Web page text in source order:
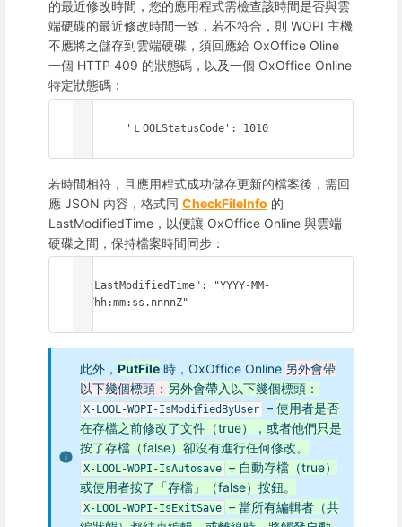
的最近修改時間，您的應用程式需檢查該時間是否與雲
端硬碟的最近修改時間一致，若不符合，則 WOPI 主機
不應將之儲存到雲端硬碟，須回應給 OxOffice Oline
一個 HTTP 409 的狀態碼，以及一個 OxOffice Online
特定狀態碼：
若時間相符，且應用程式成功儲存更新的檔案後，需回
應 JSON 內容，格式同 CheckFileInfo 的
LastModifiedTime，以便讓 OxOffice Online 與雲端
硬碟之間，保持檔案時間同步：
DDThh:mm:ss.nnnnZ"
此外， PutFile 時，OxOffice Online 另外會帶
以下幾個標頭： 另外會帶入以下幾個標頭：
X-LOOL-WOPI-IsModifiedByUser – 使用者是否
在存檔之前修改了文件（true），或者他們只是
按了存檔（false）卻沒有進行任何修改。
X-LOOL-WOPI-IsAutosave – 自動存檔（true）
或使用者按了「存檔」（false）按鈕。
X-LOOL-WOPI-IsExitSave – 當所有編輯者（共